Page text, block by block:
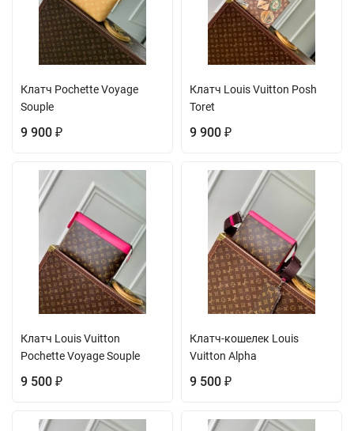
Клатч Pochette Voyage
Souple
9 900 ₽
Клатч Louis Vuitton Posh
Toret
9 900 ₽
Клатч Louis Vuitton
Pochette Voyage Souple
9 500 ₽
Клатч-кошелек Louis
Vuitton Alpha
9 500 ₽